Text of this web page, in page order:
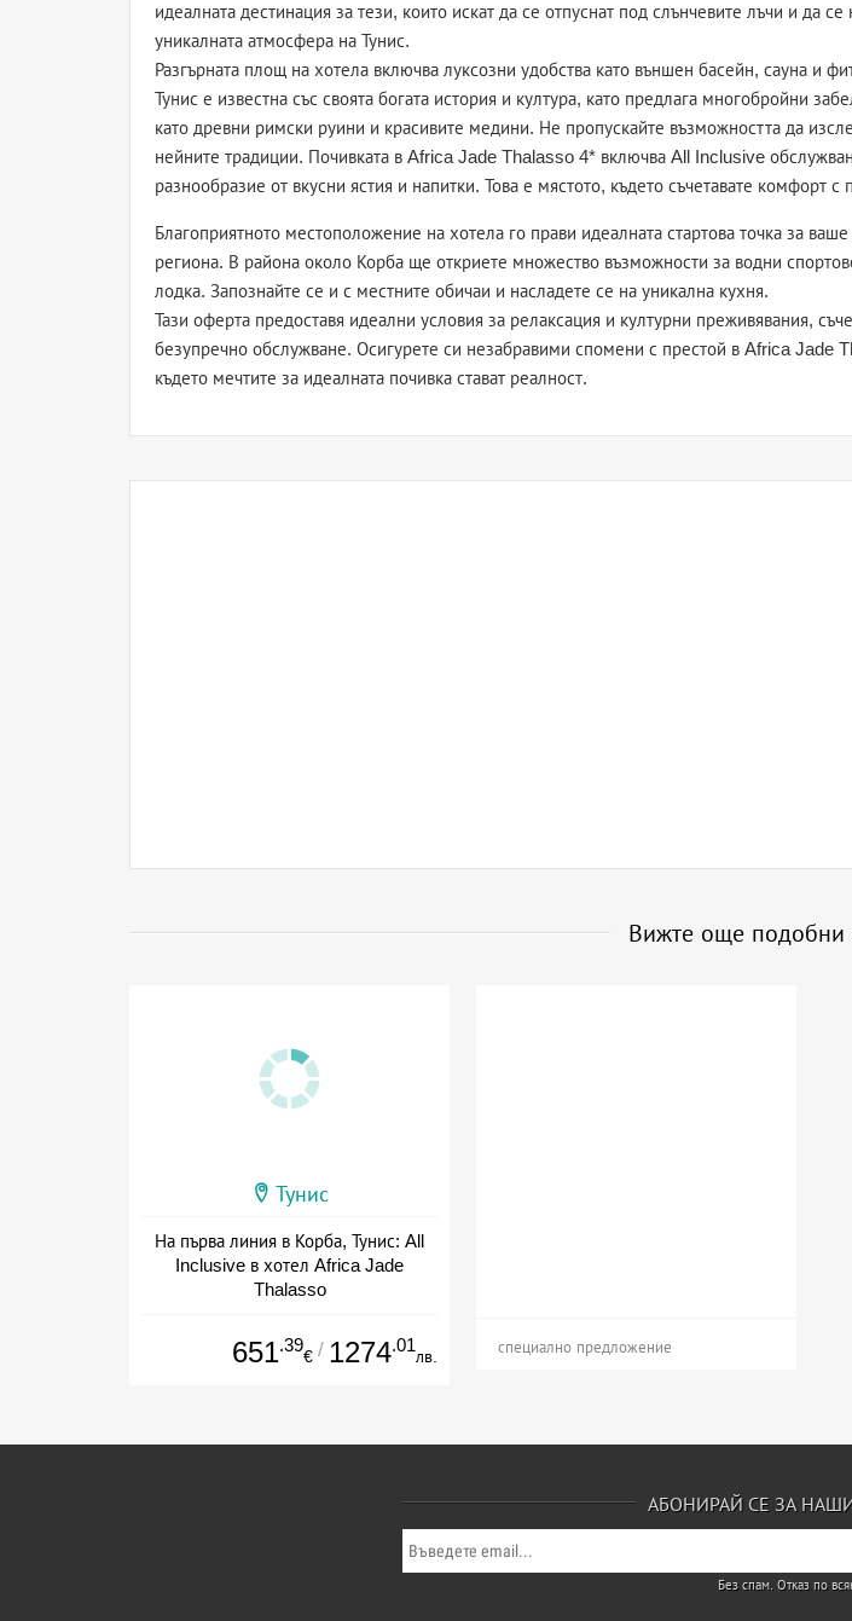
идеалната дестинация за тези, които искат да се отпуснат под слънчевите лъчи и да се
уникалната атмосфера на Тунис.
Разгърната площ на хотела включва луксозни удобства като външен басейн, сауна и
Тунис е известна със своята богата история и култура, като предлага многобройни
като древни римски руини и красивите медини. Не пропускайте възможността да
нейните традиции. Почивката в Africa Jade Thalasso 4* включва All Inclusive
разнообразие от вкусни ястия и напитки. Това е мястото, където съчетавате комфорт с
Благоприятното местоположение на хотела го прави идеалната стартова точка за
региона. В района около Корба ще откриете множество възможности за водни
лодка. Запознайте се и с местните обичаи и насладете се на уникална кухня.
Тази оферта предоставя идеални условия за релаксация и културни преживявания,
безупречно обслужване. Осигурете си незабравими спомени с престой в Africa Jade
където мечтите за идеалната почивка стават реалност.
Вижте още подобни
Тунис
На първа линия в Корба, Тунис: All
Inclusive в хотел Africa Jade
Thalasso
651.39
€ / 1274.01
лв. специално предложение
АБОНИРАЙ СЕ ЗА
Без спам. Отказ по